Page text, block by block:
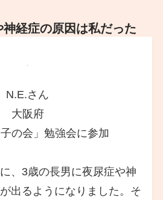
経症の原因は私だった
N.E.さん
大阪府
の会」勉強会に参加
、3歳の長男に夜尿症や神
出るようになりました。そ